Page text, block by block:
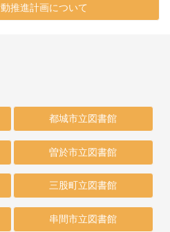
推進計画について
都城市立図書館
曽於市立図書館
三股町立図書館
串間市立図書館